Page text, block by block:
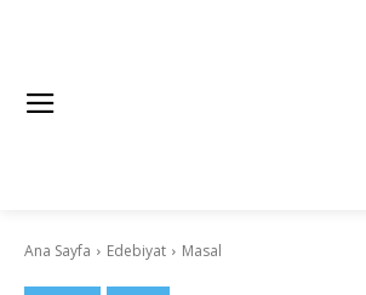
Ana Sayfa Edebiyat Masal